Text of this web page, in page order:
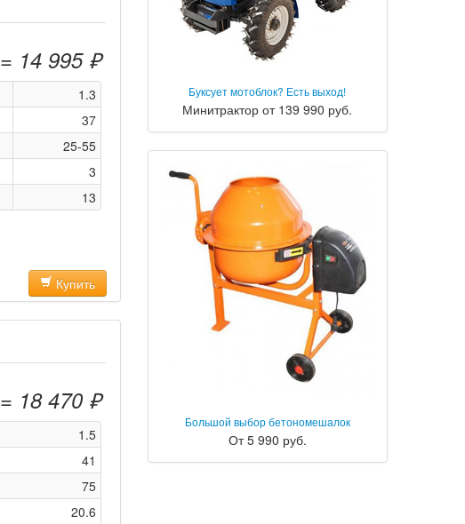
= 14 995 ₽
1.3
37
25-55
3
13
Купить
= 18 470 ₽
1.5
41
75
20.6
Буксует мотоблок? Есть выход!
Минитрактор от 139 990 руб.
Большой выбор бетономешалок
От 5 990 руб.